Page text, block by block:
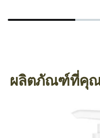
ผลิตภัณฑ์ที่คุ